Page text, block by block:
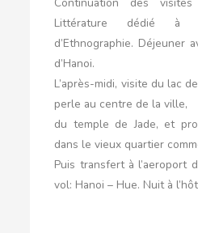
Littérature dédié à
d’Ethnographie. Déjeuner
d’Hanoi.
L’après-midi, visite du lac
perle au centre de la ville,
du temple de Jade, et
dans le vieux quartier
Puis transfert à l’aeroport
vol: Hanoi – Hue. Nuit à